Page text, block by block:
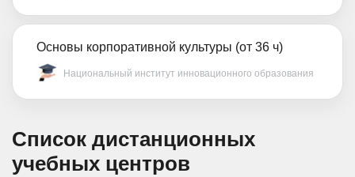
Основы корпоративной культуры (от 36 ч)
Национальный институт инновационного образования
Список дистанционных
учебных центров